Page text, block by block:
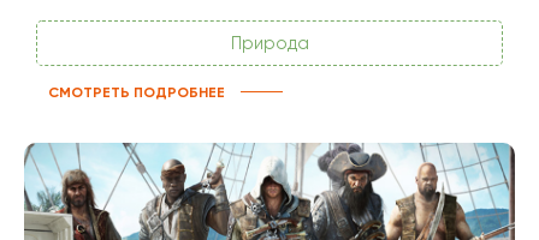
Природа
СМОТРЕТЬ ПОДРОБНЕЕ